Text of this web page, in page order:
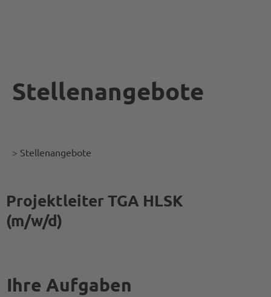
Stellenangebote
> Stellenangebote
Projektleiter TGA HLSK
(m/w/d)
Ihre Aufgaben